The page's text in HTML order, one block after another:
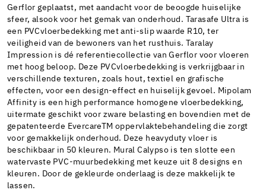
Gerflor geplaatst, met aandacht voor de beoogde huiselijke
sfeer, alsook voor het gemak van onderhoud. Tarasafe Ultra is
een PVCvloerbedekking met anti-slip waarde R10, ter
veiligheid van de bewoners van het rusthuis. Taralay
Impression is dé referentiecollectie van Gerflor voor vloeren
met hoog beloop. Deze PVCvloerbedekking is verkrijgbaar in
verschillende texturen, zoals hout, textiel en grafische
effecten, voor een design-effect en huiselijk gevoel. Mipolam
Affinity is een high performance homogene vloerbedekking,
uitermate geschikt voor zware belasting en bovendien met de
gepatenteerde EvercareTM oppervlaktebehandeling die zorgt
voor gemakkelijk onderhoud. Deze heavyduty vloer is
beschikbaar in 50 kleuren. Mural Calypso is ten slotte een
watervaste PVC-muurbedekking met keuze uit 8 designs en
kleuren. Door de gekleurde onderlaag is deze makkelijk te
lassen.